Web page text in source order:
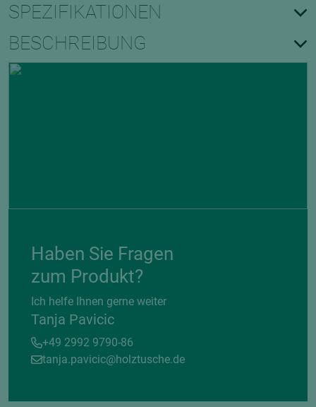
SPEZIFIKATIONEN
BESCHREIBUNG
Haben Sie Fragen
zum Produkt?
Ich helfe Ihnen gerne weiter
Tanja Pavicic
+49 2992 9790-86
tanja.pavicic@holztusche.de